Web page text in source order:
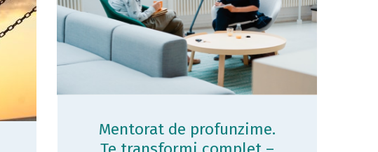
Mentorat de profunzime.